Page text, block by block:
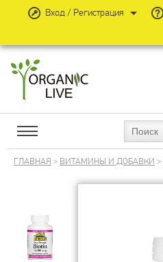
ГЛАВНАЯ > ВИТАМИНЫ И ДОБАВКИ >
Вход / Регистрация